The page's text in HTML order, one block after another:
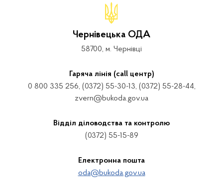
Чернівецька ОДА
58700, м. Чернівці
Гаряча лінія (call центр)
0 800 335 256, (0372) 55-30-13, (0372) 55-28-44,
zvern@bukoda.gov.ua
Відділ діловодства та контролю
(0372) 55-15-89
Електронна пошта
oda@bukoda.gov.ua